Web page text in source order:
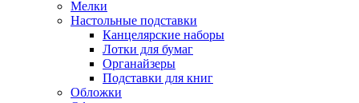
Мелки
Настольные подставки
Канцелярские наборы
Лотки для бумаг
Органайзеры
Подставки для книг
Обложки